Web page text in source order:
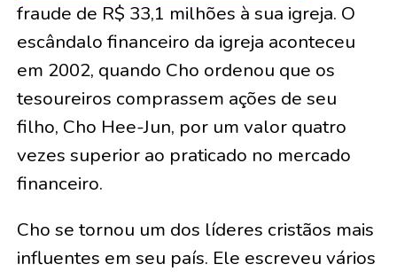
fraude de R$ 33,1 milhões à sua igreja. O
escândalo financeiro da igreja aconteceu
em 2002, quando Cho ordenou que os
tesoureiros comprassem ações de seu
filho, Cho Hee-Jun, por um valor quatro
vezes superior ao praticado no mercado
financeiro.
Cho se tornou um dos líderes cristãos mais
influentes em seu país. Ele escreveu vários